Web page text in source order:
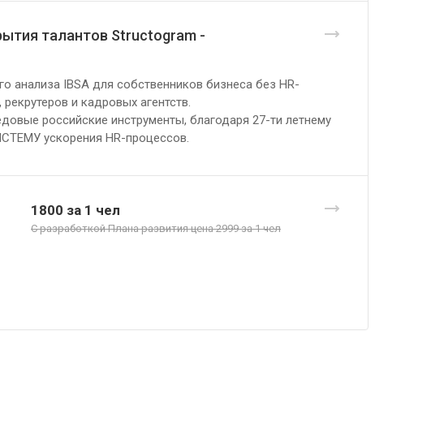
талантов Structogram -
анализа IBSA для собственников бизнеса без HR-
и кадровых агентств.
российские инструменты, благодаря 27-ти летнему
ускорения HR-процессов.
1800 за 1 чел
С разработкой Плана развития цена 2999 за 1 чел